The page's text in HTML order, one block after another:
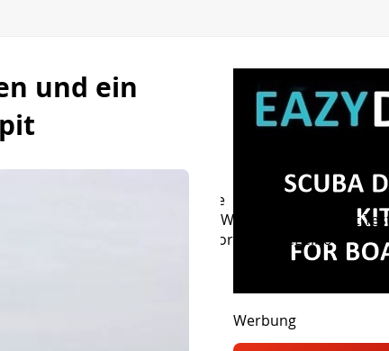
Luxus-Segelboote
Sendung Winch Segelboot-Test
Transportables Segelboot
und ein
Werbung